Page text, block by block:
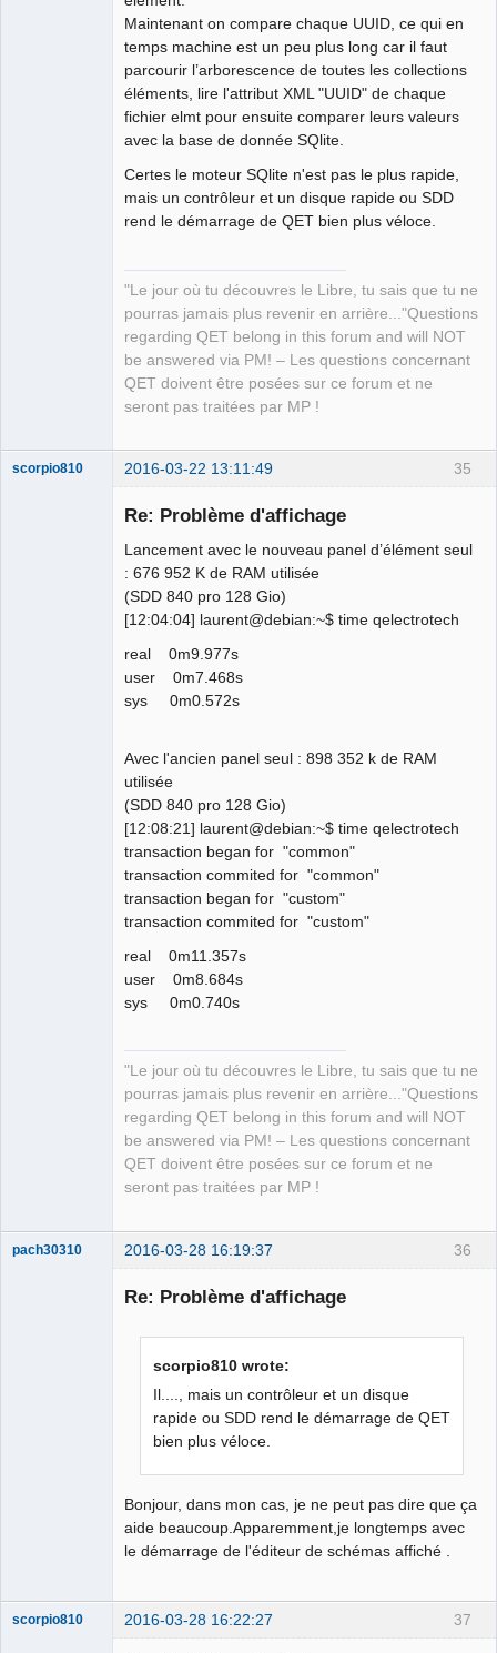
Maintenant on compare chaque UUID, ce qui en
temps machine est un peu plus long car il faut
parcourir l’arborescence de toutes les collections
éléments, lire l'attribut XML "UUID" de chaque
fichier elmt pour ensuite comparer leurs valeurs
avec la base de donnée SQlite.
Certes le moteur SQlite n'est pas le plus rapide,
mais un contrôleur et un disque rapide ou SDD
rend le démarrage de QET bien plus véloce.
"Le jour où tu découvres le Libre, tu sais que tu ne
pourras jamais plus revenir en arrière..."Questions
regarding QET belong in this forum and will NOT
be answered via PM! – Les questions concernant
QET doivent être posées sur ce forum et ne
seront pas traitées par MP !
35
scorpio810 2016-03-22 13:11:49
Re: Problème d'affichage
Lancement avec le nouveau panel d’élément seul
: 676 952 K de RAM utilisée
(SDD 840 pro 128 Gio)
[12:04:04] laurent@debian:~$ time qelectrotech
real 0m9.977s
user 0m7.468s
sys 0m0.572s
Avec l'ancien panel seul : 898 352 k de RAM
utilisée
(SDD 840 pro 128 Gio)
[12:08:21] laurent@debian:~$ time qelectrotech
transaction began for "common"
transaction commited for "common"
transaction began for "custom"
transaction commited for "custom"
real 0m11.357s
user 0m8.684s
sys 0m0.740s
"Le jour où tu découvres le Libre, tu sais que tu ne
pourras jamais plus revenir en arrière..."Questions
regarding QET belong in this forum and will NOT
be answered via PM! – Les questions concernant
QET doivent être posées sur ce forum et ne
seront pas traitées par MP !
36
pach30310 2016-03-28 16:19:37
Re: Problème d'affichage
scorpio810 wrote:
Il...., mais un contrôleur et un disque
rapide ou SDD rend le démarrage de QET
bien plus véloce.
Bonjour, dans mon cas, je ne peut pas dire que ça
aide beaucoup.Apparemment,je longtemps avec
le démarrage de l'éditeur de schémas affiché .
37
scorpio810 2016-03-28 16:22:27